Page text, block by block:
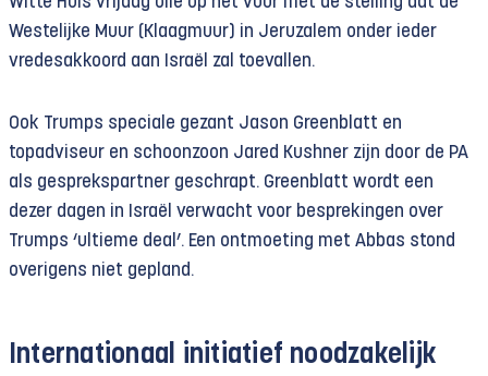
Westelijke Muur (Klaagmuur) in Jeruzalem onder ieder
vredesakkoord aan Israël zal toevallen.
Ook Trumps speciale gezant Jason Greenblatt en
topadviseur en schoonzoon Jared Kushner zijn door de PA
als gesprekspartner geschrapt. Greenblatt wordt een
dezer dagen in Israël verwacht voor besprekingen over
Trumps ‘ultieme deal’. Een ontmoeting met Abbas stond
overigens niet gepland.
Internationaal initiatief noodzakelijk